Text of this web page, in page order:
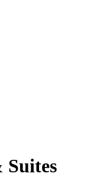
Suites